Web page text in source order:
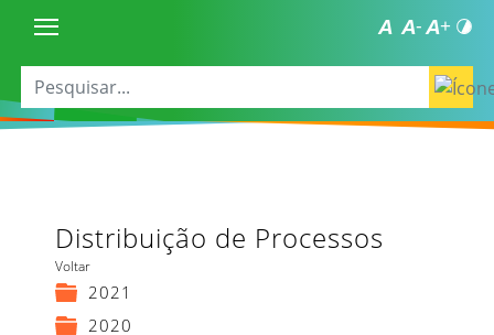
Distribuição de Processos
Voltar
2021
2020